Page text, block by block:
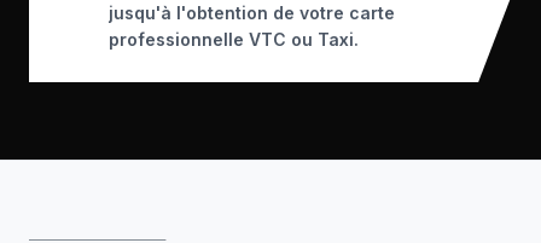
jusqu'à l'obtention de votre carte
professionnelle VTC ou Taxi.